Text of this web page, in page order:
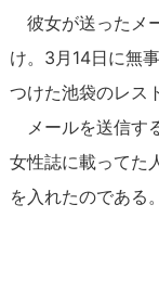
彼女が送ったメ
け。3月14日に無
つけた池袋のレス
メールを送信す
女性誌に載ってた
を入れたのである。